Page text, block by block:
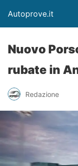
Autoprove.it
Nuovo
rubate in
Redazione